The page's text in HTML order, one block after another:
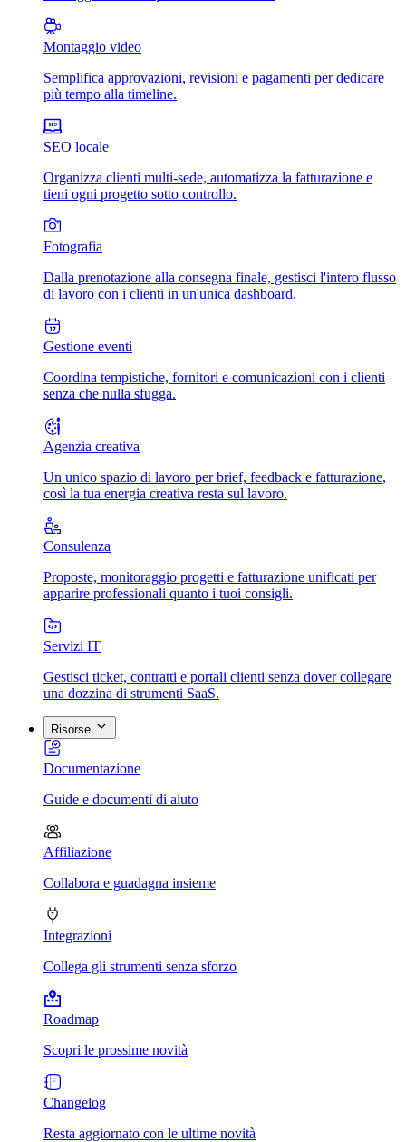
Montaggio video
Semplifica approvazioni, revisioni e pagamenti per dedicare
più tempo alla timeline.
SEO locale
Organizza clienti multi-sede, automatizza la fatturazione e
tieni ogni progetto sotto controllo.
Fotografia
Dalla prenotazione alla consegna finale, gestisci l'intero flusso
di lavoro con i clienti in un'unica dashboard.
Gestione eventi
Coordina tempistiche, fornitori e comunicazioni con i clienti
senza che nulla sfugga.
Agenzia creativa
Un unico spazio di lavoro per brief, feedback e fatturazione,
così la tua energia creativa resta sul lavoro.
Consulenza
Proposte, monitoraggio progetti e fatturazione unificati per
apparire professionali quanto i tuoi consigli.
Servizi IT
Gestisci ticket, contratti e portali clienti senza dover collegare
una dozzina di strumenti SaaS.
Risorse
Documentazione
Guide e documenti di aiuto
Affiliazione
Collabora e guadagna insieme
Integrazioni
Collega gli strumenti senza sforzo
Roadmap
Scopri le prossime novità
Changelog
Resta aggiornato con le ultime novità